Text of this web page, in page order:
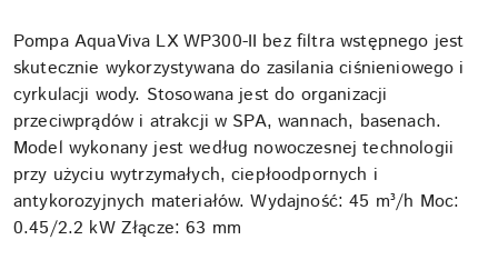
Pompa AquaViva LX WP300-II bez filtra wstępnego jest
skutecznie wykorzystywana do zasilania ciśnieniowego i
cyrkulacji wody. Stosowana jest do organizacji
przeciwprądów i atrakcji w SPA, wannach, basenach.
Model wykonany jest według nowoczesnej technologii
przy użyciu wytrzymałych, ciepłoodpornych i
antykorozyjnych materiałów. Wydajność: 45 m³/h Moc:
0.45/2.2 kW Złącze: 63 mm